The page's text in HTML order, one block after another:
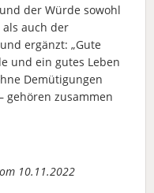
der Würde sowohl
auch der
ergänzt: „Gute
und ein gutes Leben
Demütigungen
gehören zusammen
10.11.2022